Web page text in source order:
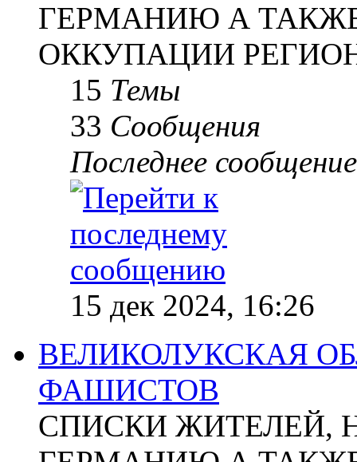
ГЕРМАНИЮ А
ОККУПАЦИИ
15 Темы
33 Сообщения
Последнее сообщение
15 дек 2024, 16:26
ВЕЛИКОЛУКСКАЯ
ФАШИСТОВ
СПИСКИ ЖИТЕЛЕЙ,